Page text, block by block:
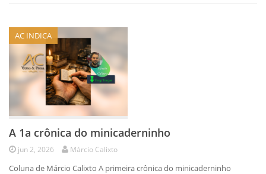
AC INDICA
A 1a crônica do minicaderninho
jun 2, 2026 Márcio Calixto
Coluna de Márcio Calixto A primeira crônica do minicaderninho